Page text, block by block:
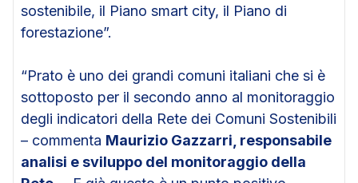
sostenibile, il Piano smart city, il Piano di
forestazione”.
“Prato è uno dei grandi comuni italiani che si è
sottoposto per il secondo anno al monitoraggio
degli indicatori della Rete dei Comuni Sostenibili
– commenta Maurizio Gazzarri, responsabile
analisi e sviluppo del monitoraggio della